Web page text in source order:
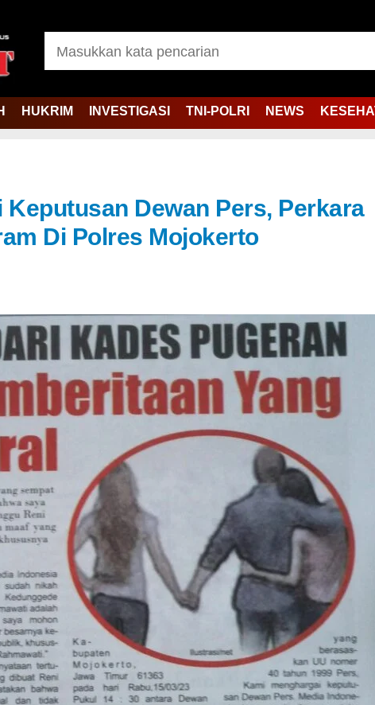
HUKRIM INVESTIGASI TNI-POLRI NEWS
Dewan Pers, Perkara
Di Polres Mojokerto